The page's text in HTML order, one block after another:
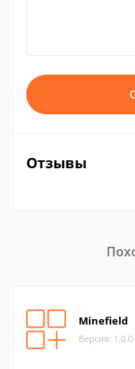
Отзывы
Minefield
Версия: